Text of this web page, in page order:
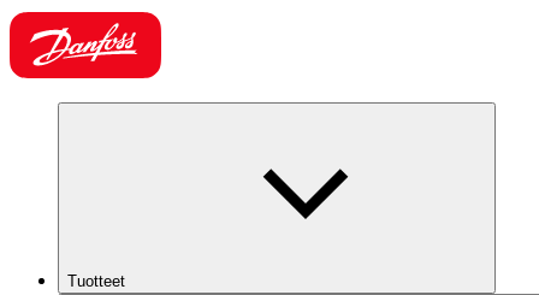
Tuotteet